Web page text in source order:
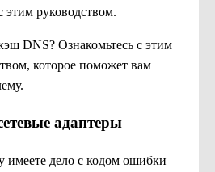
этим руководством.
DNS? Ознакомьтесь с этим
которое поможет вам
адаптеры
дело с кодом ошибки